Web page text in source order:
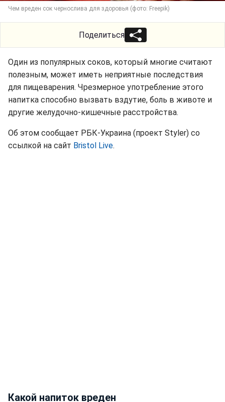
Чем вреден сок чернослива для здоровья (фото: Freepik)
Поделиться
Один из популярных соков, который многие считают
полезным, может иметь неприятные последствия
для пищеварения. Чрезмерное употребление этого
напитка способно вызвать вздутие, боль в животе и
другие желудочно-кишечные расстройства.
Об этом сообщает РБК-Украина (проект Styler) со
ссылкой на сайт Bristol Live.
Какой напиток вреден